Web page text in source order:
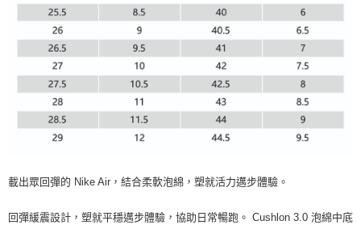
載出眾回彈的 Nike Air，結合柔軟泡綿，塑就活力邁步體驗。
回彈緩震設計，塑就平穩邁步體驗，協助日常暢跑。 Cushlon 3.0 泡綿中底